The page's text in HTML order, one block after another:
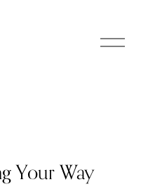
O
p
Your Way